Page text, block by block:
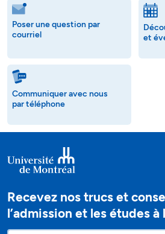
Poser une question par
courriel
et
Communiquer avec nous
par téléphone
Recevez nos trucs et
l’admission et les études à